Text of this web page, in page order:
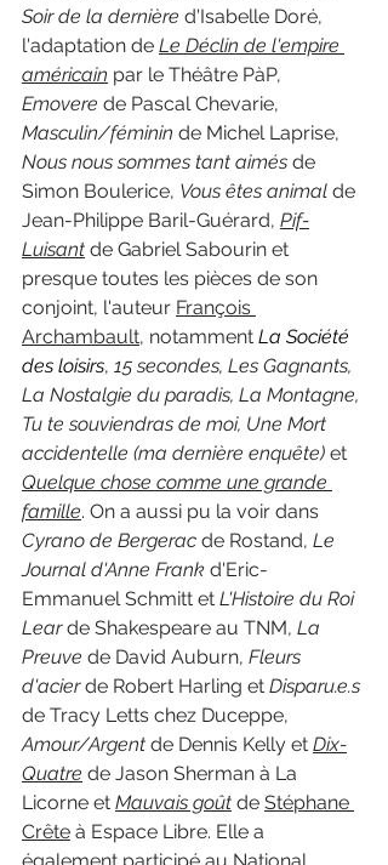
Soir de la dernière d'Isabelle Doré,
l'adaptation de Le Déclin de l'empire
américain par le Théâtre PàP,
Emovere de Pascal Chevarie,
Masculin/féminin de Michel Laprise,
Nous nous sommes tant aimés de
Simon Boulerice, Vous êtes animal de
Jean-Philippe Baril-Guérard, Pif-
Luisant de Gabriel Sabourin et
presque toutes les pièces de son
conjoint, l'auteur François
Archambault, notamment La Société
des loisirs, 15 secondes, Les Gagnants,
La Nostalgie du paradis, La Montagne,
Tu te souviendras de moi, Une Mort
accidentelle (ma dernière enquête) et
Quelque chose comme une grande
famille. On a aussi pu la voir dans
Cyrano de Bergerac de Rostand, Le
Journal d'Anne Frank d'Eric-
Emmanuel Schmitt et L'Histoire du Roi
Lear de Shakespeare au TNM, La
Preuve de David Auburn, Fleurs
d'acier de Robert Harling et Disparu.e.s
de Tracy Letts chez Duceppe,
Amour/Argent de Dennis Kelly et Dix-
Quatre de Jason Sherman à La
Licorne et Mauvais goût de Stéphane
Crête à Espace Libre. Elle a
également participé au National